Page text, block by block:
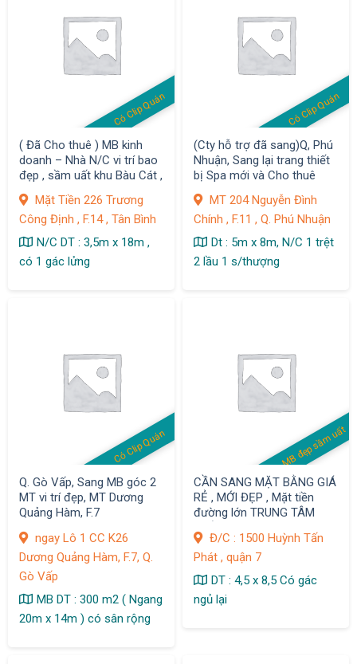
Có Clip Quán
( Đã Cho thuê ) MB kinh
doanh – Nhà N/C vi trí bao
đẹp , sầm uất khu Bàu Cát ,
Mặt Tiền 226 Trương
Công Định , F.14 , Tân Bình
N/C DT : 3,5m x 18m ,
có 1 gác lửng
Có Clip Quán
(Cty hỗ trợ đã sang)Q, Phú
Nhuận, Sang lại trang thiết
bị Spa mới và Cho thuê
thượng, MT 204 Nguyễn
Đình Chính, F. 11
MT 204 Nguyễn Đình
Chính , F.11 , Q. Phú Nhuận
Dt : 5m x 8m, N/C 1 trệt
2 lầu 1 s/thượng
Có Clip Quán
Q. Gò Vấp, Sang MB góc 2
MT vi trí đẹp, MT Dương
Quảng Hàm, F.7
ngay Lô 1 CC K26
Dương Quảng Hàm, F.7, Q.
Gò Vấp
MB DT : 300 m2 ( Ngang
20m x 14m ) có sân rộng
MB đẹp sầm uất
CẦN SANG MẶT BẰNG GIÁ
RẺ , MỚI ĐẸP , Mặt tiền
đường lớn TRUNG TÂM
Đ/C : 1500 Huỳnh Tấn
Phát , quận 7
DT : 4,5 x 8,5 Có gác
ngủ lại